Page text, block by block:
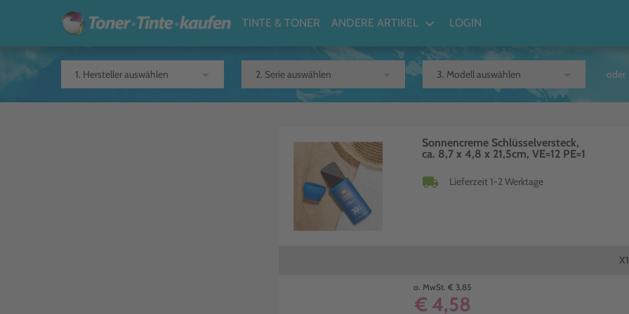
TINTE & TONER ANDERE ARTIKEL keyboard_arrow_down LOGIN
oder
Sonnencreme Schlüsselversteck,
ca. 8,7 x 4,8 x 21,5cm, VE=12 PE=1
local_shipping Lieferzeit 1-2 Werktage
o. MwSt. € 3,85
€ 4,58